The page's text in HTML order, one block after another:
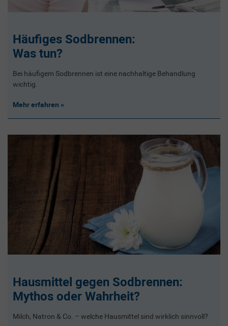
Häufiges Sodbrennen:
Was tun?
Bei häufigem Sodbrennen ist eine nachhaltige Behandlung
wichtig.
Mehr erfahren
Hausmittel gegen Sodbrennen:
Mythos oder Wahrheit?
Milch, Natron & Co. – welche Hausmittel sind wirklich sinnvoll?